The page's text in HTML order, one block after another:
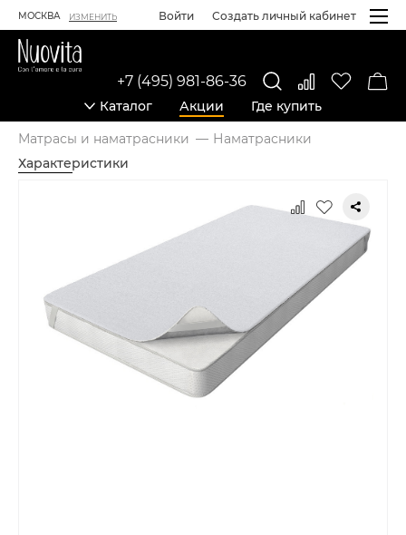
МОСКВА ИЗМЕНИТЬ Войти Создать личный кабинет
Каталог Акции Где купить
+7 (495) 981-86-36
Матрасы и наматрасники
Наматрасники
Характеристики
Карточка товара